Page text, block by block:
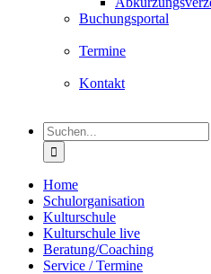
Buchungsportal
Termine
Kontakt
Suche
nach:
Home
Schulorganisation
Kulturschule
Kulturschule live
Beratung/Coaching
Service / Termine